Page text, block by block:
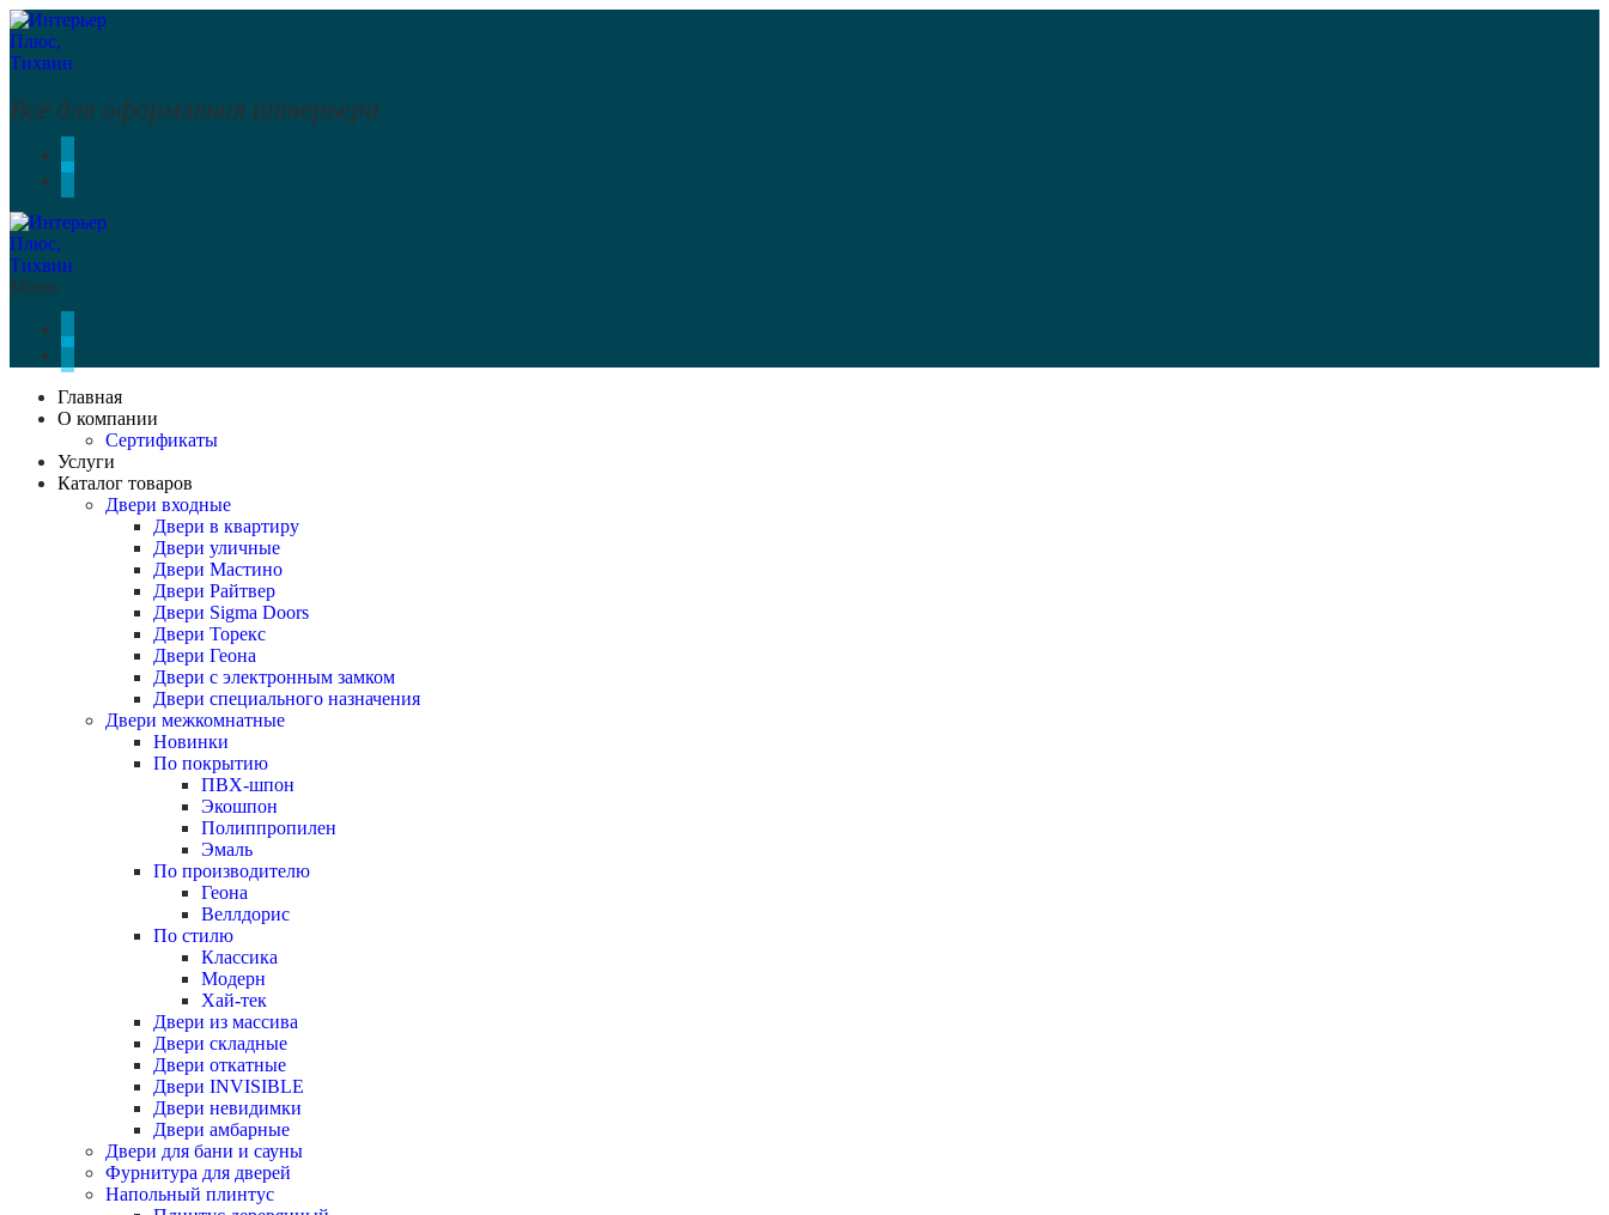
Перейти
к
содержимому
Меню
Закрыть
Всё для оформления интерьера
Меню
Главная
О компании
Сертификаты
Услуги
Каталог товаров
Двери входные
Двери в квартиру
Двери уличные
Двери Мастино
Двери Райтвер
Двери Sigma Doors
Двери Торекс
Двери Геона
Двери с электронным замком
Двери специального назначения
Двери межкомнатные
Новинки
По покрытию
ПВХ-шпон
Экошпон
Полиппропилен
Эмаль
По производителю
Геона
Веллдорис
По стилю
Классика
Модерн
Хай-тек
Двери из массива
Двери складные
Двери откатные
Двери INVISIBLE
Двери невидимки
Двери амбарные
Двери для бани и сауны
Фурнитура для дверей
Напольный плинтус